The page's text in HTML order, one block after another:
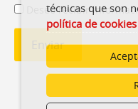
Deseo recibir
técnicas que son
política de cookies